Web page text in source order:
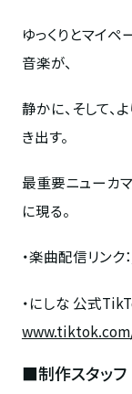
ゆっくりとマイ
音楽が、
静かに、そして
き出す。
最重要ニューカマ
に現る。
・楽曲配信リンク：
・にしな 公式
■制作スタッフ